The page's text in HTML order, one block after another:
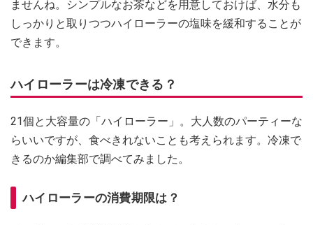
ませんね。シンプルなお茶などを用意しておけば、水分も
しっかりと取りつつハイローラーの塩味を緩和することが
できます。
ハイローラーは冷凍できる？
21個と大容量の「ハイローラー」。大人数のパーティーな
らいいですが、食べきれないことも考えられます。冷凍で
きるのか編集部で調べてみました。
ハイローラーの消費期限は？